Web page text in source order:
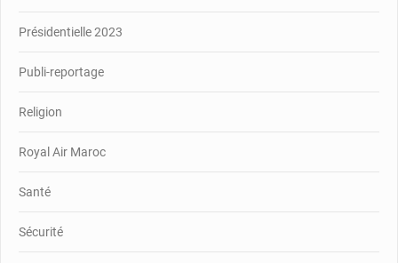
Présidentielle 2023
Publi-reportage
Religion
Royal Air Maroc
Santé
Sécurité